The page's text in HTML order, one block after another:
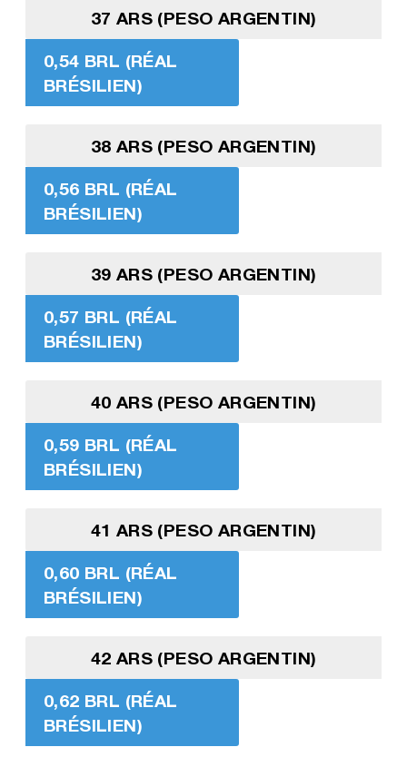
37 ARS (PESO ARGENTIN)
0,54 BRL (RÉAL
BRÉSILIEN)
38 ARS (PESO ARGENTIN)
0,56 BRL (RÉAL
BRÉSILIEN)
39 ARS (PESO ARGENTIN)
0,57 BRL (RÉAL
BRÉSILIEN)
40 ARS (PESO ARGENTIN)
0,59 BRL (RÉAL
BRÉSILIEN)
41 ARS (PESO ARGENTIN)
0,60 BRL (RÉAL
BRÉSILIEN)
42 ARS (PESO ARGENTIN)
0,62 BRL (RÉAL
BRÉSILIEN)